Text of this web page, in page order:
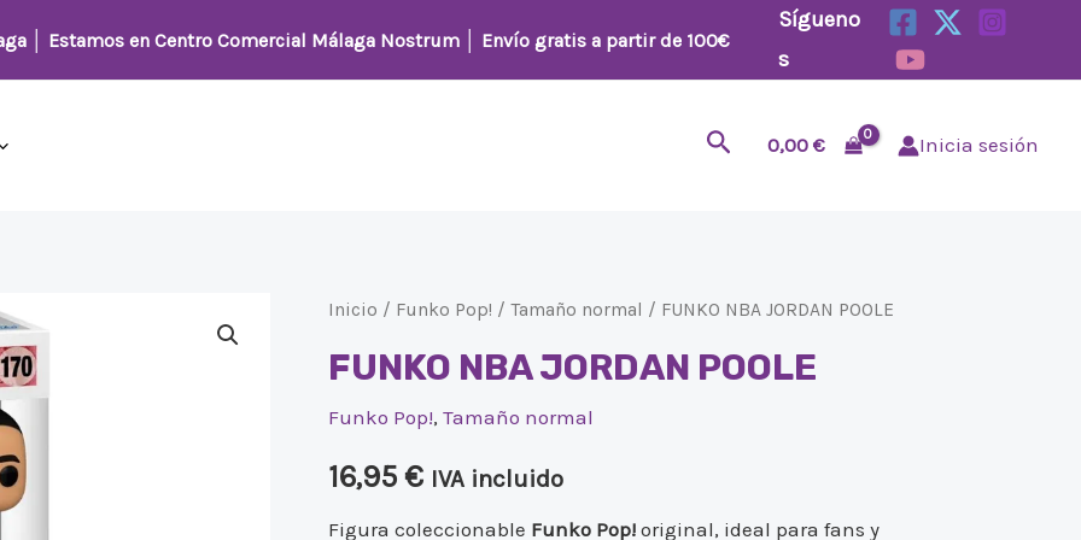
│ Estamos en Centro Comercial Málaga Nostrum │ Envío gratis a partir de 100€
Sígueno
s
Buscar0,00 € Inicia sesión
Inicio / Funko Pop! / Tamaño normal / FUNKO NBA JORDAN POOLE
FUNKO NBA JORDAN POOLE
Funko Pop!, Tamaño normal
16,95 € IVA incluido
Figura coleccionable Funko Pop! original, ideal para fans y